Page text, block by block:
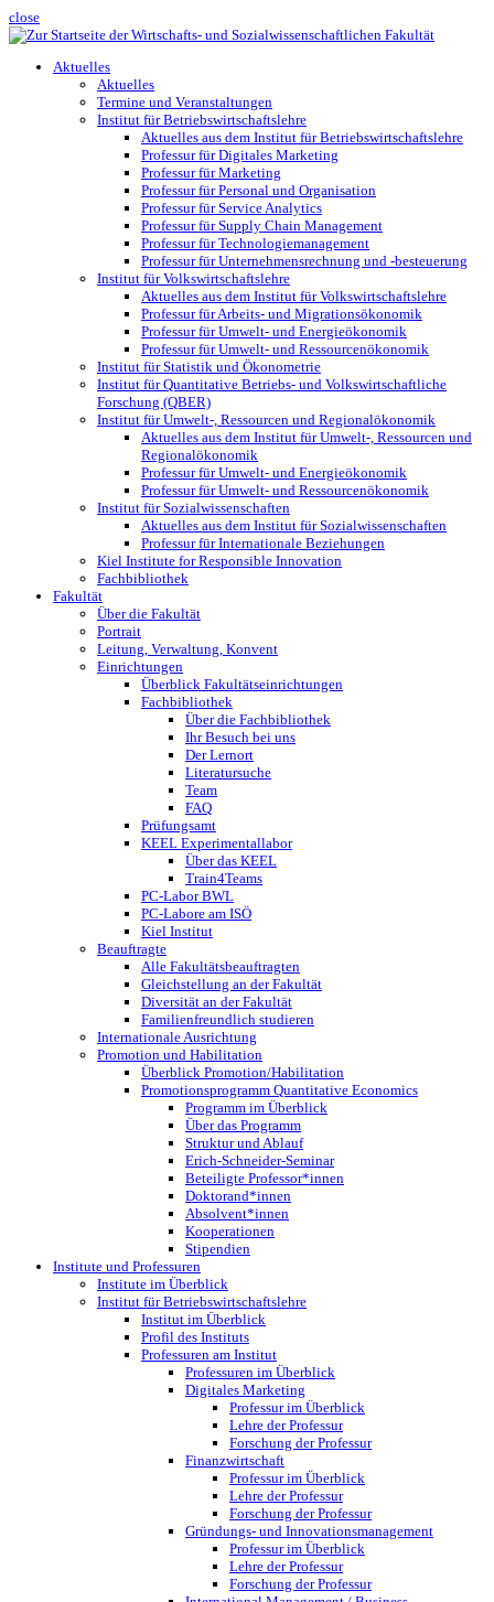
close
Aktuelles
Aktuelles
Termine und Veranstaltungen
Institut für Betriebswirtschaftslehre
Aktuelles aus dem Institut für Betriebswirtschaftslehre
Professur für Digitales Marketing
Professur für Marketing
Professur für Personal und Organisation
Professur für Service Analytics
Professur für Supply Chain Management
Professur für Technologiemanagement
Professur für Unternehmensrechnung und -besteuerung
Institut für Volkswirtschaftslehre
Aktuelles aus dem Institut für Volkswirtschaftslehre
Professur für Arbeits- und Migrationsökonomik
Professur für Umwelt- und Energieökonomik
Professur für Umwelt- und Ressourcenökonomik
Institut für Statistik und Ökonometrie
Institut für Quantitative Betriebs- und Volkswirtschaftliche
Forschung (QBER)
Institut für Umwelt-, Ressourcen und Regionalökonomik
Aktuelles aus dem Institut für Umwelt-, Ressourcen und
Regionalökonomik
Professur für Umwelt- und Energieökonomik
Professur für Umwelt- und Ressourcenökonomik
Institut für Sozialwissenschaften
Aktuelles aus dem Institut für Sozialwissenschaften
Professur für Internationale ­Beziehungen
Kiel Institute for Responsible Innovation
Fachbibliothek
Fakultät
Über die Fakultät
Portrait
Leitung, Verwaltung, Konvent
Einrichtungen
Überblick Fakultätseinrichtungen
Fachbibliothek
Über die Fachbibliothek
Ihr Besuch bei uns
Der Lernort
Literatursuche
Team
FAQ
Prüfungsamt
KEEL Experimentallabor
Über das KEEL
Train4Teams
PC-Labor BWL
PC-Labore am ISÖ
Kiel Institut
Beauftragte
Alle Fakultätsbeauftragten
Gleichstellung an der Fakultät
Diversität an der Fakultät
Familienfreundlich studieren
Internationale Ausrichtung
Promotion und Habilitation
Überblick Promotion/Habilitation
Promotionsprogramm Quantitative Economics
Programm im Überblick
Über das Programm
Struktur und Ablauf
Erich-Schneider-Seminar
Beteiligte Professor*innen
Doktorand*innen
Absolvent*innen
Kooperationen
Stipendien
Institute und Professuren
Institute im Überblick
Institut für Betriebswirtschaftslehre
Institut im Überblick
Profil des Instituts
Professuren am Institut
Professuren im Überblick
Digitales Marketing
Professur im Überblick
Lehre der Professur
Forschung der Professur
Finanzwirtschaft
Professur im Überblick
Lehre der Professur
Forschung der Professur
Gründungs- und Innovationsmanagement
Professur im Überblick
Lehre der Professur
Forschung der Professur